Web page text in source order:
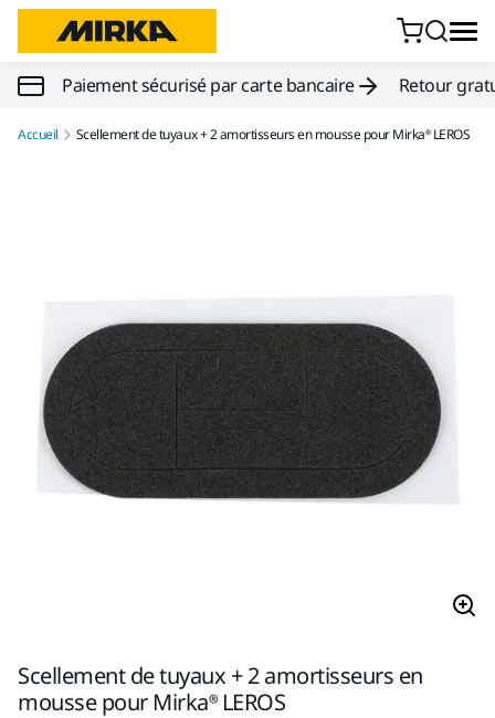
Paiement sécurisé par carte bancaire Retour
Accueil Scellement de tuyaux + 2 amortisseurs en mousse pour Mirka® LEROS
Scellement de tuyaux + 2 amortisseurs en
mousse pour Mirka® LEROS